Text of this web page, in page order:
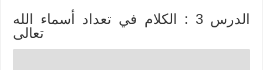
الدرس 3 : الكلام في تعداد أسماء الله
تعالى